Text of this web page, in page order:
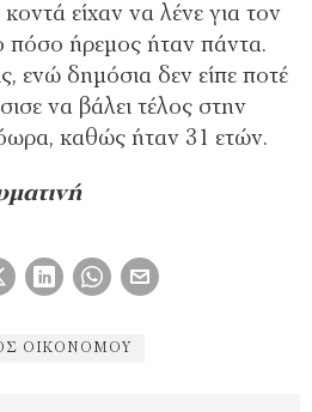
είχαν να λένε για τον
πόσο ήρεμος ήταν πάντα.
ενώ δημόσια δεν είπε ποτέ
να βάλει τέλος στην
καθώς ήταν 31 ετών.
ΟΙΚΟΝΌΜΟΥ